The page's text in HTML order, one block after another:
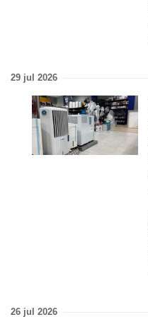
29 jul 2026
26 jul 2026